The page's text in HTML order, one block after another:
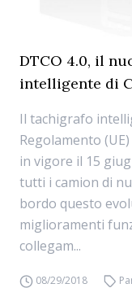
DTCO 4.0, il
intelligente di
Il tachigrafo
Regolamento
in vigore il 15
tutti i camion di
bordo questo
miglioramenti
collegam...
08/29/2018